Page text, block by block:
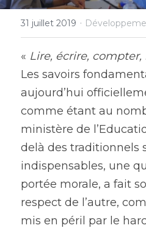
• Y7 2026
• Crise géopolitique
• Crise écologique
• Crise économique
• Crise politique
• Notre mission
• Notre gouvernance
• Nos experts
• Nos partenaires
Rechercher
Y7 2026
31 juillet 2019 ·
« Lire, écrire,
Les savoirs
aujourd’hui
comme étant au
ministère de
delà des traditionnels
indispensables, une
portée morale, a fait
respect de l’autre,
mis en péril par le